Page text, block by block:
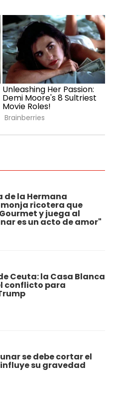
de la Hermana
ricotera que
y juega al
es un acto de amor"
Ceuta: la Casa Blanca
conflicto para
se debe cortar el
su gravedad